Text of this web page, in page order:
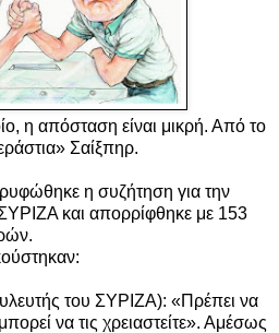
η απόσταση είναι μικρή. Από το
Σαίξπηρ.
η συζήτηση για την
και απορρίφθηκε με 153
του ΣΥΡΙΖΑ): «Πρέπει να
να τις χρειαστείτε». Αμέσως